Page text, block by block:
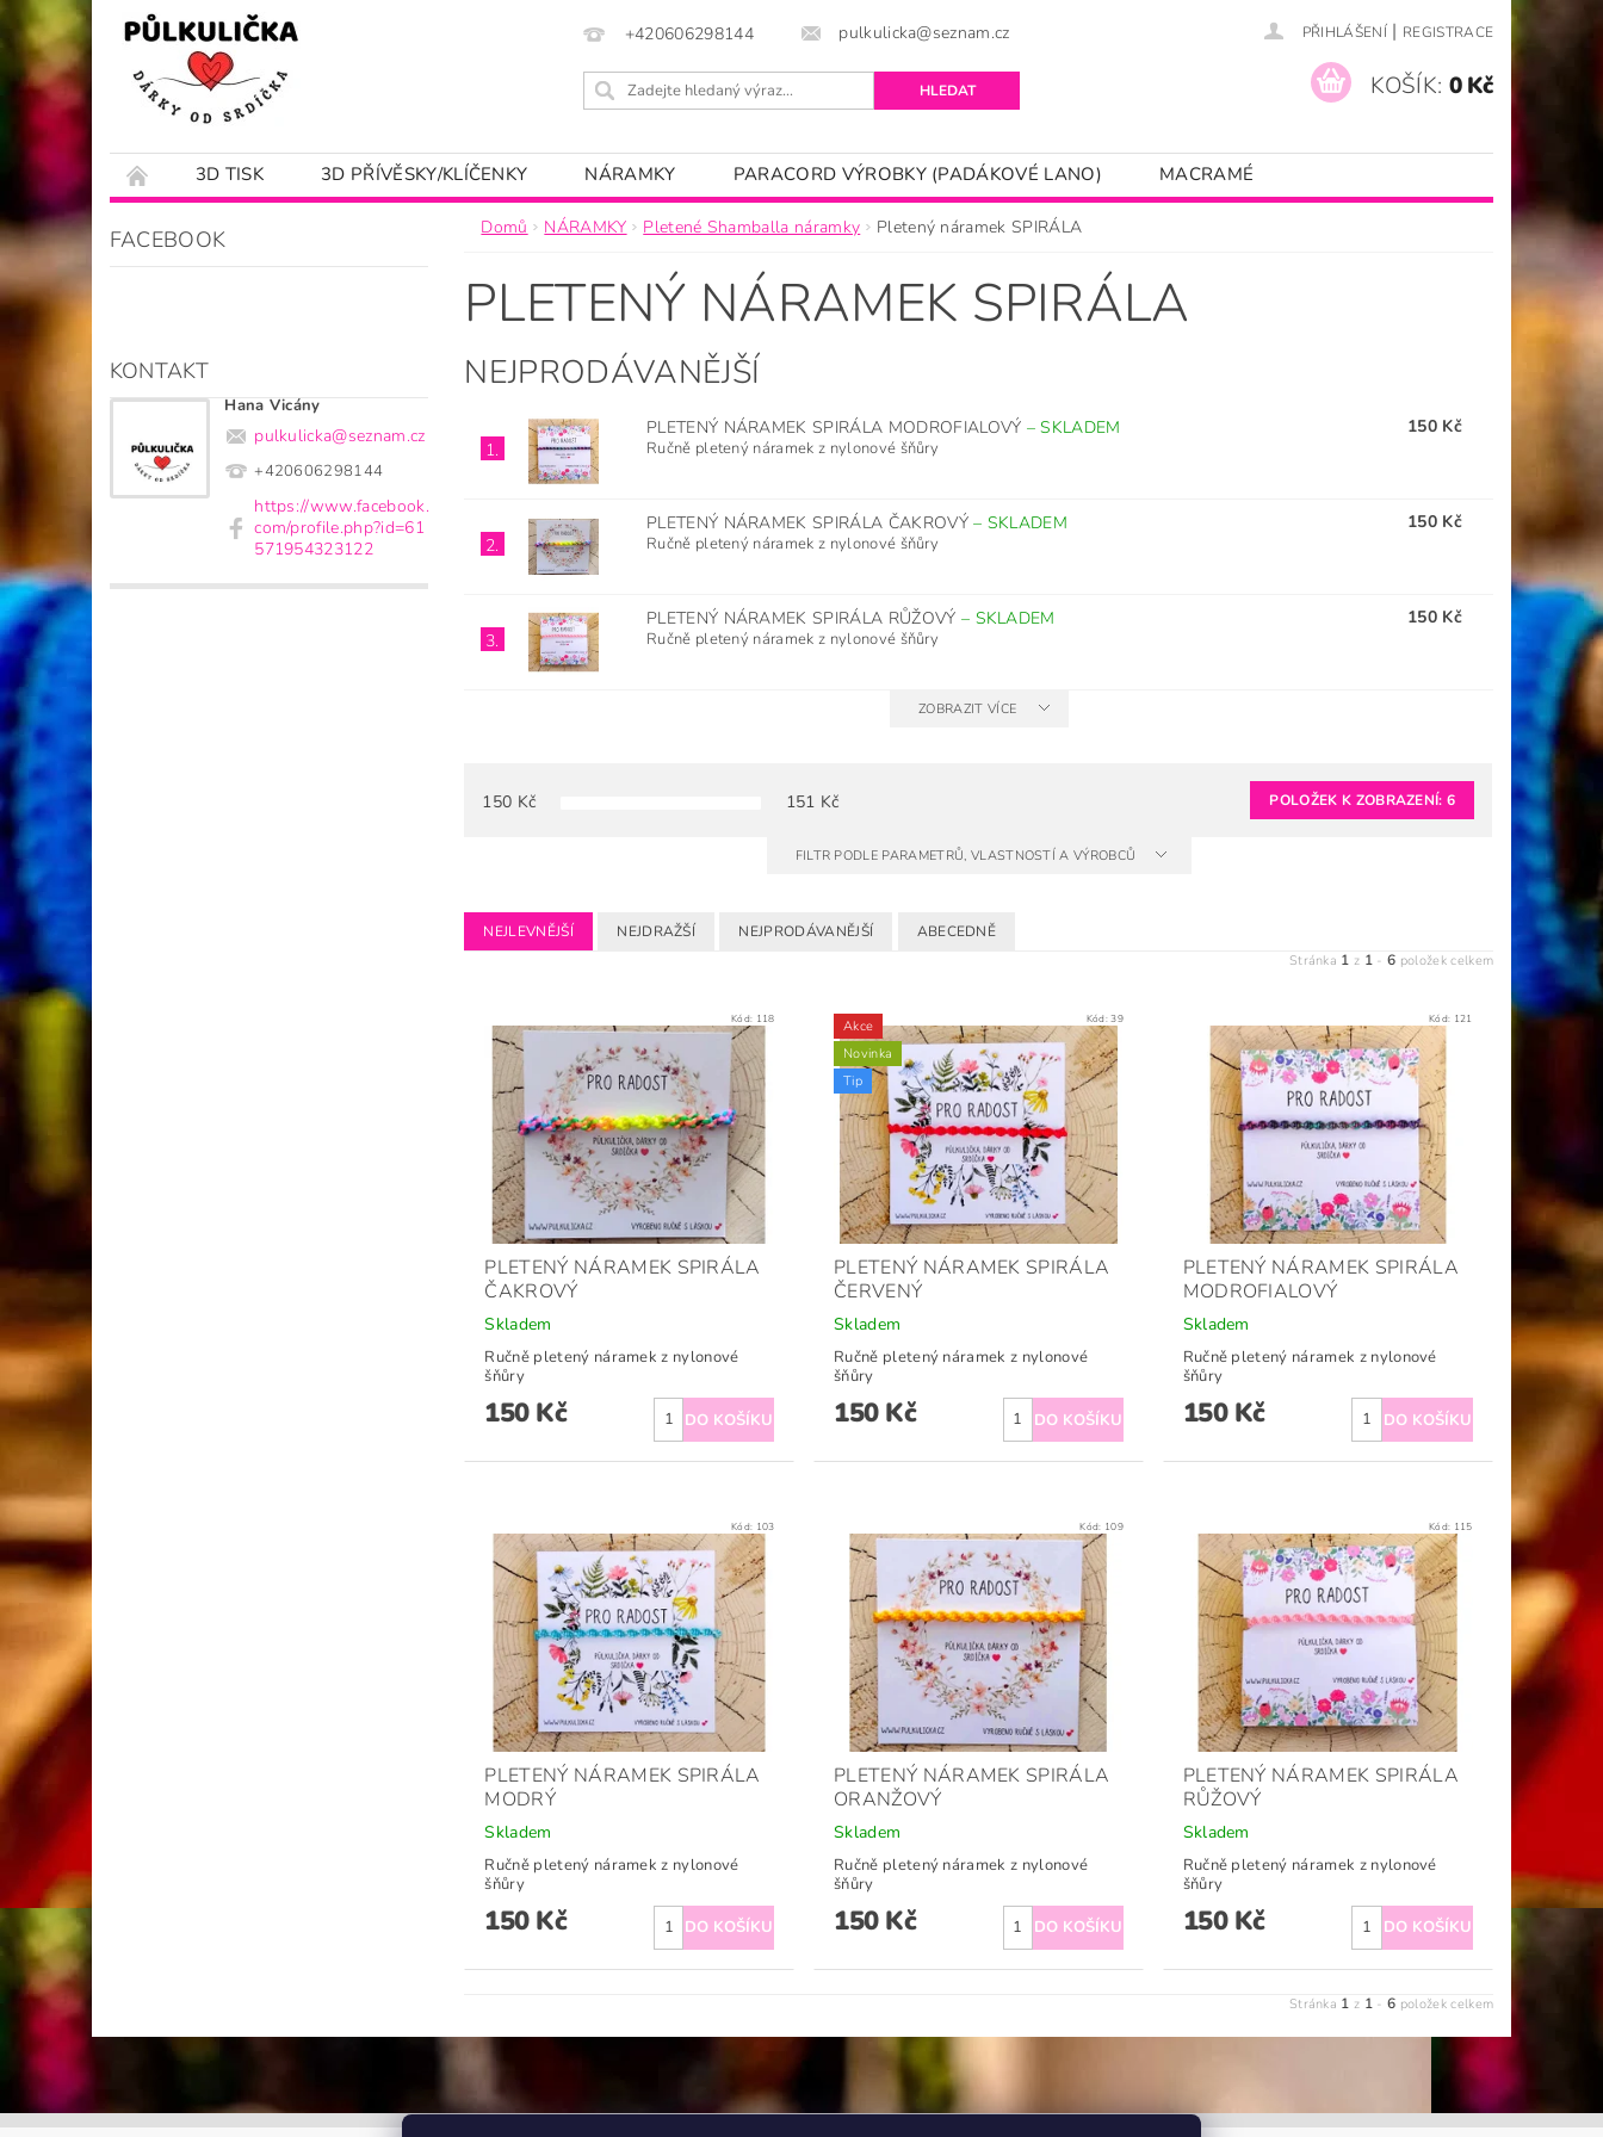
+420606298144 pulkulicka@seznam.cz PŘIHLÁŠENÍ | REGISTRACE
KOŠÍK: 0 Kč
3D TISK 3D PŘÍVĚSKY/KLÍČENKY NÁRAMKY PARACORD VÝROBKY (PADÁKOVÉ LANO)
MACRAMÉ
OBCHODNÍ PODMÍNKY KONTAKTNÍ FORMULÁŘ
FACEBOOK
KONTAKT
Hana Vicány
pulkulicka@seznam.cz
+420606298144
https://www.facebook.
com/profile.php?id=61
571954323122
Domů NÁRAMKY Pletené Shamballa náramky Pletený náramek SPIRÁLA
PLETENÝ NÁRAMEK SPIRÁLA
NEJPRODÁVANĚJŠÍ
1.
PLETENÝ NÁRAMEK SPIRÁLA MODROFIALOVÝ –SKLADEM
Ručně pletený náramek z nylonové šňůry
150 Kč
2.
PLETENÝ NÁRAMEK SPIRÁLA ČAKROVÝ– SKLADEM
Ručně pletený náramek z nylonové šňůry
150 Kč
3.
PLETENÝ NÁRAMEK SPIRÁLA RŮŽOVÝ – SKLADEM
Ručně pletený náramek z nylonové šňůry
150 Kč
ZOBRAZIT VÍCE
150 Kč 151 Kč POLOŽEK K ZOBRAZENÍ:6
FILTR PODLE PARAMETRŮ, VLASTNOSTÍ A VÝROBCŮ
NEJLEVNĚJŠÍ NEJDRAŽŠÍ NEJPRODÁVANĚJŠÍ ABECEDNĚ
Stránka 1 z 1 -6 položek celkem
Kód: 118
PLETENÝ NÁRAMEK SPIRÁLA
ČAKROVÝ
Skladem
Ručně pletený náramek z nylonové
šňůry
150 Kč
Akce
Novinka
Tip
Kód:39
PLETENÝ NÁRAMEK SPIRÁLA
ČERVENÝ
Skladem
Ručně pletený náramek z nylonové
šňůry
150 Kč
Kód: 121
PLETENÝ NÁRAMEK SPIRÁLA
MODROFIALOVÝ
Skladem
Ručně pletený náramek z nylonové
šňůry
150 Kč
Kód: 103
PLETENÝ NÁRAMEK SPIRÁLA
MODRÝ
Skladem
Ručně pletený náramek z nylonové
šňůry
150 Kč
Kód: 109
PLETENÝ NÁRAMEK SPIRÁLA
ORANŽOVÝ
Skladem
Ručně pletený náramek z nylonové
šňůry
150 Kč
Kód: 115
PLETENÝ NÁRAMEK SPIRÁLA
RŮŽOVÝ
Skladem
Ručně pletený náramek z nylonové
šňůry
150 Kč
Stránka 1 z 1 -6 položek celkem